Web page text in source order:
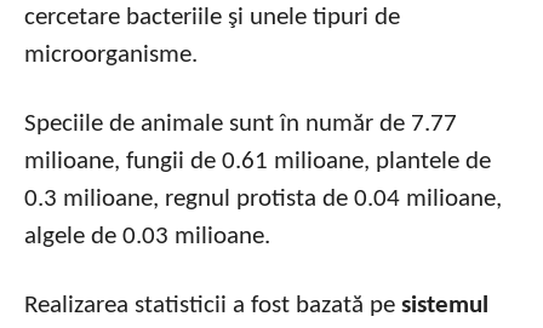
cercetare bacteriile şi unele tipuri de
microorganisme.
Speciile de animale sunt în număr de 7.77
milioane, fungii de 0.61 milioane, plantele de
0.3 milioane, regnul protista de 0.04 milioane,
algele de 0.03 milioane.
Realizarea statisticii a fost bazată pe sistemul